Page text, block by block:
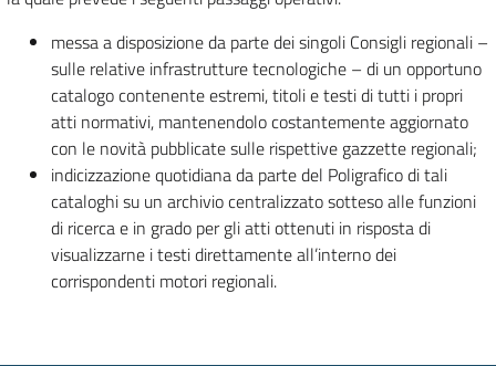
messa a disposizione da parte dei singoli Consigli regionali –
sulle relative infrastrutture tecnologiche – di un opportuno
catalogo contenente estremi, titoli e testi di tutti i propri
atti normativi, mantenendolo costantemente aggiornato
con le novità pubblicate sulle rispettive gazzette regionali;
indicizzazione quotidiana da parte del Poligrafico di tali
cataloghi su un archivio centralizzato sotteso alle funzioni
di ricerca e in grado per gli atti ottenuti in risposta di
visualizzarne i testi direttamente all’interno dei
corrispondenti motori regionali.